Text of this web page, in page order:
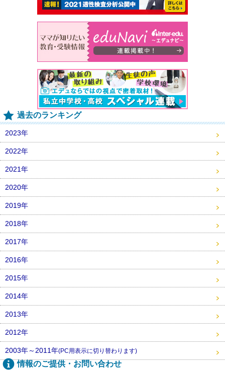
過去のランキング
2023年
2022年
2021年
2020年
2019年
2018年
2017年
2016年
2015年
2014年
2013年
2012年
2003年～2011年(PC用表示に切り替わります)
情報のご提供・お問い合わせ